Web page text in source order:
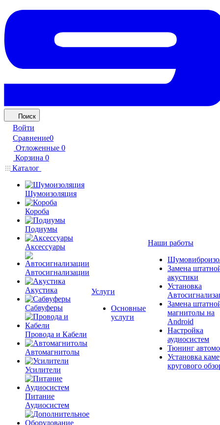
Поиск
Войти
Сравнение0
Отложенные 0
Корзина 0
Каталог
Шумоизоляция
Короба
Подиумы
Аксессуары
Автосигнализации
Акустика
Сабвуферы
Провода и Кабели
Автомагнитолы
Усилители
Питание
Аудиосистем
Услуги
Основные
услуги
Наши работы
Замена
акустики
Установка
Замена
магнитолы на
Android
Настройка
аудиосистем
Тюнинг
Установка
кругового